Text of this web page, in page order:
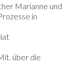
Marianne und
in
über die